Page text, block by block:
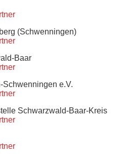
(Schwenningen)
Baar
e.V.
Schwarzwald-Baar-Kreis